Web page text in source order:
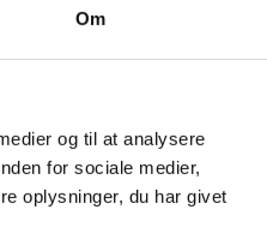
Om
og til at analysere
for sociale medier,
oplysninger, du har givet
bunkertur afholdes